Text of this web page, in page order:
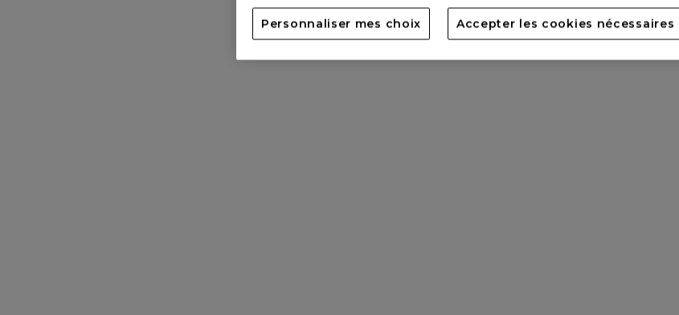
Personnaliser mes choix Accepter les cookies nécessaires